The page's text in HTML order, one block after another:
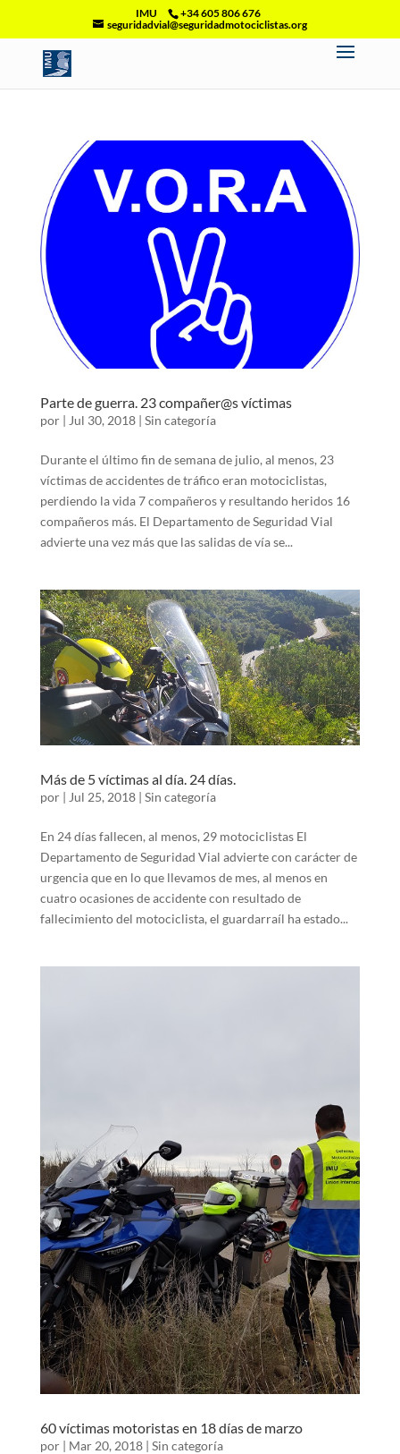
IMU
+34 605 806 676
seguridadvial@seguridadmotociclistas.org
Parte de guerra. 23 compañer@s víctimas
por | Jul 30, 2018| Sin categoría
Durante el último fin de semana de julio, al menos, 23
víctimas de accidentes de tráfico eran motociclistas,
perdiendo la vida 7 compañeros y resultando heridos 16
compañeros más. El Departamento de Seguridad Vial
advierte una vez más que las salidas de vía se...
Más de 5 víctimas al día. 24 días.
por | Jul 25, 2018| Sin categoría
En 24 días fallecen, al menos, 29 motociclistas El
Departamento de Seguridad Vial advierte con carácter de
urgencia que en lo que llevamos de mes, al menos en
cuatro ocasiones de accidente con resultado de
fallecimiento del motociclista, el guardarraíl ha estado...
60 víctimas motoristas en 18 días de marzo
por | Mar 20, 2018| Sin categoría